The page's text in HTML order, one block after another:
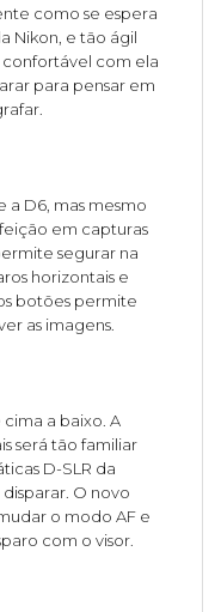
como se espera
Nikon, e tão ágil
com ela
para pensar em
a D6, mas mesmo
em capturas
segurar na
horizontais e
botões permite
as imagens.
a baixo. A
será tão familiar
D-SLR da
O novo
o modo AF e
com o visor.